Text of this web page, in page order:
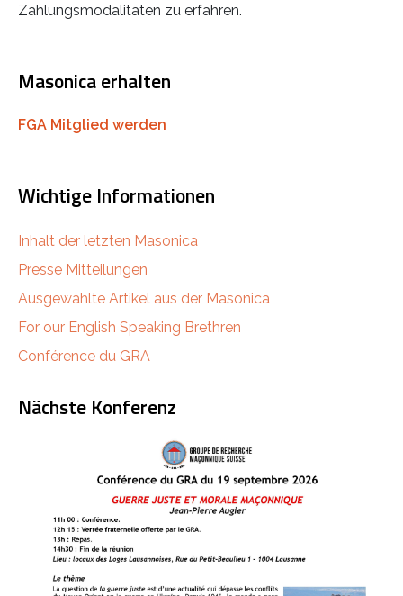
Masonica erhalten
FGA Mitglied werden
Wichtige Informationen
Inhalt der letzten Masonica
Presse Mitteilungen
Ausgewählte Artikel aus der Masonica
For our English Speaking Brethren
Conférence du GRA
Nächste Konferenz
Zahlungsmodalitäten zu erfahren.